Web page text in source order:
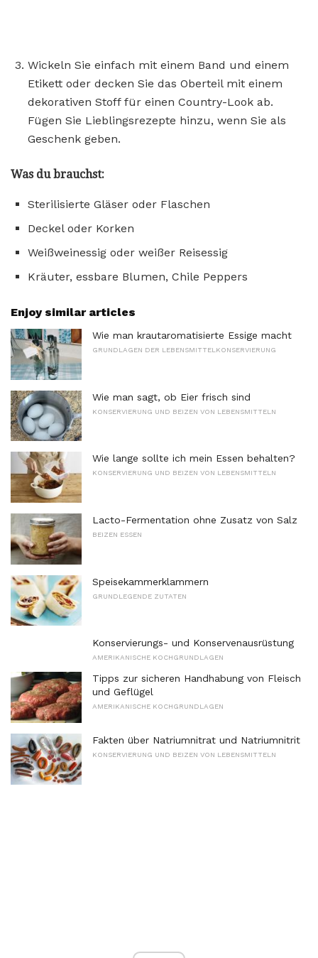
Wickeln Sie einfach mit einem Band und einem
Etikett oder decken Sie das Oberteil mit einem
dekorativen Stoff für einen Country-Look ab.
Fügen Sie Lieblingsrezepte hinzu, wenn Sie als
Geschenk geben.
Was du brauchst:
Sterilisierte Gläser oder Flaschen
Deckel oder Korken
Weißweinessig oder weißer Reisessig
Kräuter, essbare Blumen, Chile Peppers
Enjoy similar articles
Wie man krautaromatisierte Essige macht
GRUNDLAGEN DER LEBENSMITTELKONSERVIERUNG
Wie man sagt, ob Eier frisch sind
KONSERVIERUNG UND BEIZEN VON LEBENSMITTELN
Wie lange sollte ich mein Essen behalten?
KONSERVIERUNG UND BEIZEN VON LEBENSMITTELN
Lacto-Fermentation ohne Zusatz von Salz
BEIZEN ESSEN
Speisekammerklammern
GRUNDLEGENDE ZUTATEN
Konservierungs- und Konservenausrüstung
AMERIKANISCHE KOCHGRUNDLAGEN
Tipps zur sicheren Handhabung von Fleisch
und Geflügel
AMERIKANISCHE KOCHGRUNDLAGEN
Fakten über Natriumnitrat und Natriumnitrit
KONSERVIERUNG UND BEIZEN VON LEBENSMITTELN